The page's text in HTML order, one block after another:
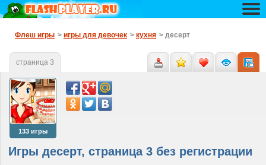
Флеш игры > игры для девочек > кухня > десерт
Игры десерт, страница 3 без регистрации
133 игры
страница 3